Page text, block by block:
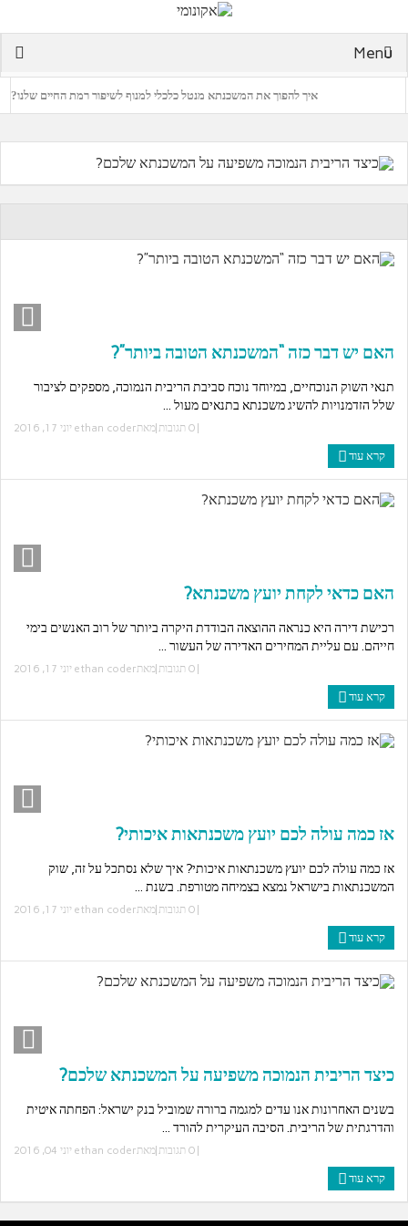
Menu
איך להפוך את המשכנתא מנטל כלכלי למנוף לשיפור רמת החיים שלנו?
מה זה מיחזור משכנתא ולמי זה כדאי? האם כדאי לקחת יועץ משכנתא?
כיצד הריבית הנמוכה משפיעה על המשכנתא שלכם?
האם יש דבר כזה “המשכנתא הטובה ביותר”?
תנאי השוק הנוכחיים, במיוחד נוכח סביבת הריבית הנמוכה, מספקים לציבור
שלל הזדמנויות להשיג משכנתא בתנאים מעול ...
יוני 17, 2016 |מאתethan coder |
קרא עוד
האם כדאי לקחת יועץ משכנתא?
רכישת דירה היא כנראה ההוצאה הבודדת היקרה ביותר של רוב האנשים בימי
חייהם. עם עליית המחירים האדירה של העשור ...
יוני 17, 2016 |מאתethan coder |
קרא עוד
אז כמה עולה לכם יועץ משכנתאות איכותי?
אז כמה עולה לכם יועץ משכנתאות איכותי? איך שלא נסתכל על זה, שוק
המשכנתאות בישראל נמצא בצמיחה מטורפת. בשנת ...
יוני 17, 2016 |מאתethan coder |
קרא עוד
כיצד הריבית הנמוכה משפיעה על המשכנתא שלכם?
בשנים האחרונות אנו עדים למגמה ברורה שמוביל בנק ישראל: הפחתה איטית
והדרגתית של הריבית. הסיבה העיקרית להורד ...
יוני 04, 2016 |מאתethan coder |
קרא עוד